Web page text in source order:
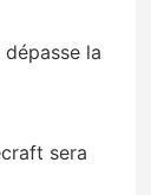
la
sera